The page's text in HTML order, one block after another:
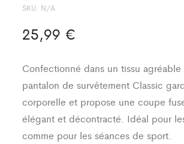
SKU: N/A
25,99 €
Confectionné dans un tissu
pantalon de survêtement Classic
corporelle et propose une coupe
élégant et décontracté. Idéal pour
comme pour les séances de sport.